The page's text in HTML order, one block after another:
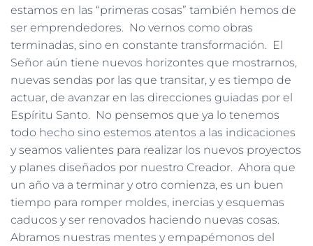
estamos en las “primeras cosas” también hemos de
ser emprendedores. No vernos como obras
terminadas, sino en constante transformación. El
Señor aún tiene nuevos horizontes que mostrarnos,
nuevas sendas por las que transitar, y es tiempo de
actuar, de avanzar en las direcciones guiadas por el
Espíritu Santo. No pensemos que ya lo tenemos
todo hecho sino estemos atentos a las indicaciones
y seamos valientes para realizar los nuevos proyectos
y planes diseñados por nuestro Creador. Ahora que
un año va a terminar y otro comienza, es un buen
tiempo para romper moldes, inercias y esquemas
caducos y ser renovados haciendo nuevas cosas.
Abramos nuestras mentes y empapémonos del